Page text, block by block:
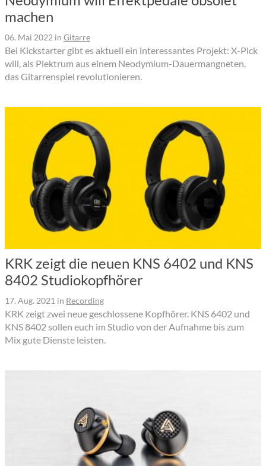
machen
06. Mai 2022 in Gitarre
Bei Kickstarter gibt es aktuell ein interessantes Projekt: X-Pick
will, als Plektrum aus einem Neodymium-Dauermangneten,
das Gitarrenspiel revolutionieren.
KRK zeigt die neuen KNS 6402 und KNS
8402 Studiokopfhörer
17. Aug. 2021 in Recording
KRK zeigt zwei neue geschlossene Kopfhörer. KNS 6402 und
KNS 8402 sollen euch im Studio von der Aufnahme bis zum
Mix gute Dienste leisten.